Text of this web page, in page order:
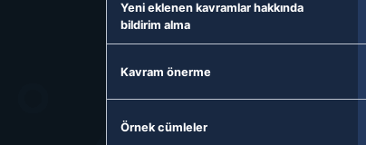
Yeni eklenen kavramlar hakkında
bildirim alma
Kavram önerme
Örnek cümleler